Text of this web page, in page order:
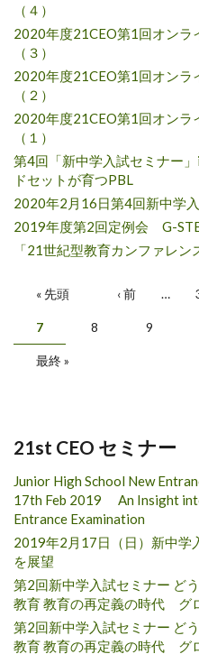
（４）
2020年度21CEO第1回オンラ
（３）
2020年度21CEO第1回オンラ
（２）
2020年度21CEO第1回オンラ
（１）
第4回「新中学入試セミナー
ドセットが育つPBL
2020年2月16日第4回新中学
2019年度第2回定例会 G-
「21世紀型教育カンファレン
ページ
« 先頭 ‹ 前 …
7 8 9
最終 »
21st CEO セミナー
Junior High School New
17th Feb 2019 An Insight
Entrance Examination
2019年2月17日（日）新中
を展望
第2回新中学入試セミナー ど
教育 教育の再定義の時代 グ
第2回新中学入試セミナー ど
教育 教育の再定義の時代 グ